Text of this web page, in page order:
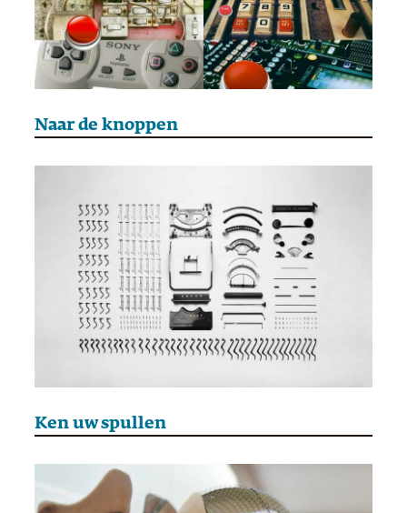
Naar de knoppen
Ken uw spullen